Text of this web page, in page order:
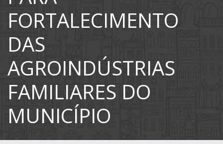
FORTALECIMENTO
DAS
AGROINDÚSTRIAS
FAMILIARES DO
MUNICÍPIO